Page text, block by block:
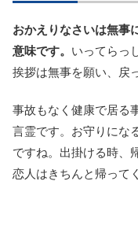
おかえりなさいは無事
意味です。 いってらっ
挨拶は無事を願い、戻
事故もなく健康で居る
言霊です。お守りにな
ですね。出掛ける時、
恋人はきちんと帰って